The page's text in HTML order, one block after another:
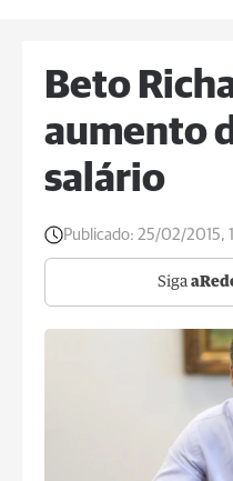
Beto
aumento
salário
Publicado: 25/02/2015,
Siga